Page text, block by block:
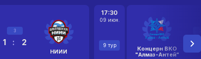
3
1 : 2
НИИИ
17:30
09 июн.
9 тур
Концерн ВКО
"Алмаз-Антей"
2